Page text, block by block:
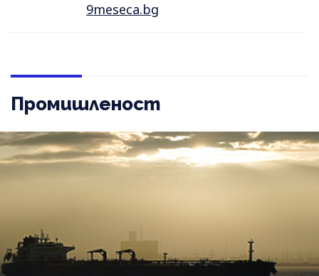
9meseca.bg
Промишленост